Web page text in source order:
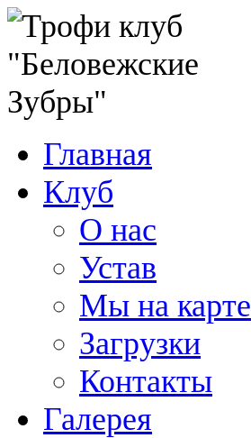
Главная
Клуб
О нас
Устав
Мы на карте
Загрузки
Контакты
Галерея